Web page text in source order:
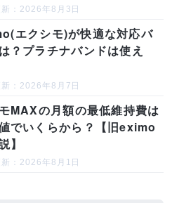
新：2026年8月3日
エクシモ)が快適な対応バ
？プラチナバンドは使え
新：2026年8月7日
MAXの月額の最低維持費は
でいくらから？【旧eximo
】
新：2026年8月1日